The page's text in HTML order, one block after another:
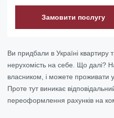
Замовити послугу
Ви придбали в Україні
нерухомість на себе. Що далі?
власником, і можете проживати
Проте тут виникає
переоформлення рахунків на